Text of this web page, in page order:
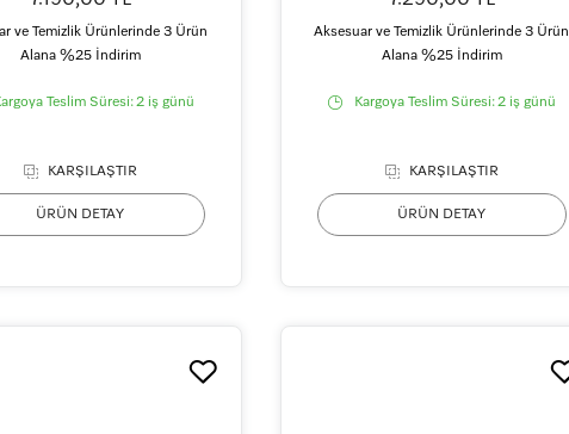
ve Temizlik Ürünlerinde 3 Ürün
Alana %25 İndirim
Teslim Süresi: 2 iş günü
KARŞILAŞTIR
ÜRÜN DETAY
Aksesuar ve Temizlik Ürünlerinde 3 Ürün
Alana %25 İndirim
Kargoya Teslim Süresi:2 iş günü
KARŞILAŞTIR
ÜRÜN DETAY